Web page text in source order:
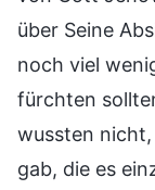
über Seine
noch viel
fürchten
wussten
gab, die es